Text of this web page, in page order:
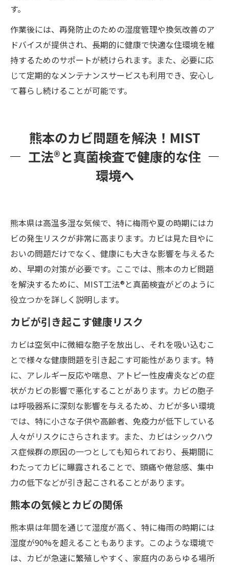
す。
作業後には、再発防止のための湿度管理や換気改善のア
ドバイスが提供され、長期的に健康で快適な住環境を維
持するためのサポートが続けられます。また、必要に応
じて定期的なメンテナンスサービスも利用でき、安心し
て暮らし続けることが可能です。
熊本のカビ問題を解決！MIST
工法®と真菌検査で健康的な住
環境へ
熊本県は高温多湿な気候で、特に梅雨や夏の時期にはカ
ビの発生リスクが非常に高まります。カビは見た目やに
おいの問題だけでなく、健康にも大きな影響を与えるた
め、早期の対策が必要です。ここでは、熊本のカビ問題
を解決するために、MIST工法®と真菌検査がどのように
役立つかを詳しく説明します。
カビが引き起こす健康リスク
カビは空気中に微細な胞子を放出し、それを吸い込むこ
とで様々な健康問題を引き起こす可能性があります。特
に、アレルギー反応や喘息、アトピー性皮膚炎などの症
状がカビの影響で悪化することがあります。カビの胞子
は呼吸器系に深刻な影響を与えるため、カビが多い環境
では、特に小さな子供や高齢者、免疫力が低下している
人々がリスクにさらされます。また、カビはシックハウ
ス症候群の原因の一つとしても知られており、長期間に
わたってカビに曝露されることで、頭痛や倦怠感、集中
力の低下などが引き起こされることがあります。
熊本の気候とカビの関係
熊本県は年間を通じて湿度が高く、特に梅雨の時期には
湿度が90%を超えることもあります。このような環境で
は、カビが急速に繁殖しやすく、家庭内のあらゆる場所